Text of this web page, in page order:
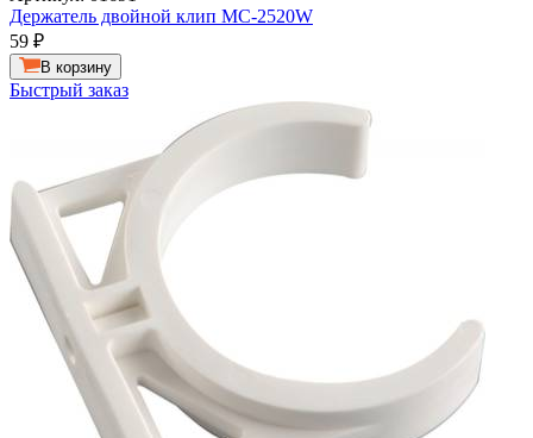
Держатель двойной клип MC-2520W
59 ₽
В корзину
Быстрый заказ